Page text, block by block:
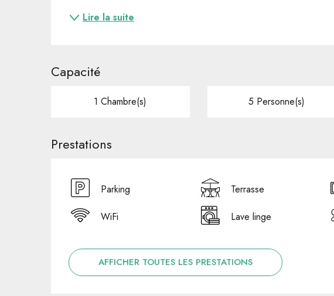
Lire la suite
Capacité
1 Chambre(s) 5 Personne(s)
Prestations
Parking Terrasse
WiFi Lave linge
AFFICHER TOUTES LES PRESTATIONS